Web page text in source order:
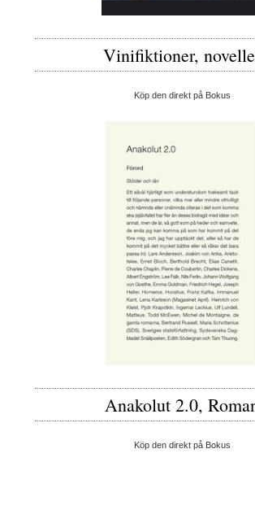
Vinifiktioner,
Köp den direkt på Bokus
Anakolut 2.0,
Köp den direkt på Bokus